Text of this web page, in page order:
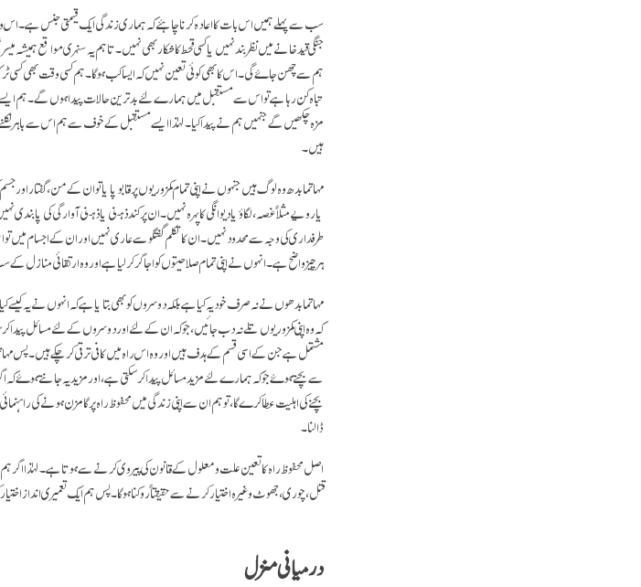
سب سے پہلے ہمیں اس بات کا اعادہ کرنا چاہئے کہ ہماری زندگی ایک قیمتی جنس ہے۔
جنگی قید خانے میں نظر بند نہیں یا کسی قحط کا شکار بھی نہیں۔ تاہم یہ سنہری مواقع ہمیشہ
ہم سے چھن جاۓ گی۔ اس کا بھی کوئی تعین نہیں کہ ایسا کب ہو گا۔ ہم کسی وقت بھی کسی
تباہ کن رہا ہے تو اس سے مستقبل میں ہمارے لئے بدترین حالات پیدا ہوں گے۔ ہم
مزہ چکھیں گے جنہیں ہم نے پیدا کیا۔ لہٰذا ایسے مستقبل کے خوف سے ہم اس سے باہر
ہیں۔
مہاتما بدھ وہ لوگ ہیں جنہوں نے اپنی تمام کمزوریوں پر قابو پایا تو ان کے من، گفتار
یا رویے مثلاً غصہ، لگاؤ یا دیوانگی کا پہرہ نہیں۔ ان پر کند ذہنی یا ذہنی آوارگی کی
طرفداری کی وجہ سے محدود نہیں ۔ ان کا تکلم گفتگو سے عاری نہیں اور ان کے اجسام
ہر چیز واضح ہے۔ انہوں نے اپنی تمام صلاحیتوں کو اجاگر کر لیا ہے اور وہ ارتقائی
مہاتما بدھوں نے نہ صرف خود یہ کیا ہے بلکہ دوسروں کو بھی بتایا ہے کہ انہوں نے یہ کیسے
کہ وہ اپنی کمزوریوں تلے نہ دب جائیں، جو کہ ان کے لئے اور دوسروں کے لئے مسائل
مشتمل ہے جن کے اسی قسم کے ہدف ہیں اور وہ اس راہ میں کافی ترقی کر چکے ہیں۔ پس
سے بچتے ہوۓ جو کہ ہمارے لئے مزید مسائل پیدا کر سکتی ہے، اور مزید یہ جانتے ہوۓ کہ
بچنے کی اہلیت عطا کرے گا، تو ہم ان سے اپنی زندگی میں محفوظ راہ پر گامزن ہونے کی
ڈالنا۔
اصل محفوظ راہ کا تعین علت و معلول کے قانون کی پیروی کرنے سے ہوتا ہے۔ لہٰذا اگر
قتل، چوری، جھوٹ وغیرہ اختیار کرنے سے حقیقتاً روکنا ہو گا۔ پس ہم ایک تعمیری انداز
درمیانی منزل